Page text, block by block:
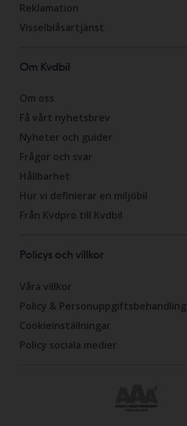
Reklamation
Visselblåsartjänst
Om Kvdbil
Om oss
Få vårt nyhetsbrev
Nyheter och guider
Frågor och svar
Hållbarhet
Hur vi definierar en miljöbil
Från Kvdpro till Kvdbil
Policys och villkor
Våra villkor
Policy & Personuppgiftsbehandling
Cookieinställningar
Policy sociala medier